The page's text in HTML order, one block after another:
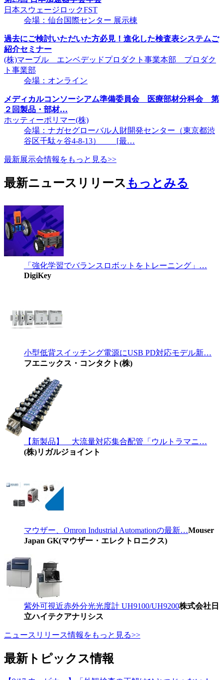
日本スウェージロックFST
会場：仙台国際センター 展示棟
過去にご検討いただいた方必見！進化した検査表システムご
紹介セミナー
(株)マーブル エンベデッドプロダクト事業本部 プロダク
ト事業部
会場：オンライン
メディカルコンソーシアム準備委員会 医療部材分科会 第
２回製品・部材…
ホッティーポリマー(株)
会場：ナガセグローバル人財開発センター（東京都渋
谷区千駄ヶ谷4-8-13） [最…
最新展示会情報をもっと見る>>
最新ニュースリリース もっとみる
「強化学習でバランスロボットをトレーニング」…
DigiKey
小型低背スイッチング電源にUSB PD対応モデル新…
フエニックス・コンタクト(株)
【新製品】 大流量対応集合配管「ウルトラマニ…
(株)リガルジョイント
マウザー、Omron Industrial Automationの最新…Mouser
Japan GK(マウザー・エレクトロニクス)
紫外可視近赤外分光光度計 UH9100/UH9200株式会社日
立ハイテクアナリシス
ニュースリリース情報をもっと見る>>
最新トピックス情報